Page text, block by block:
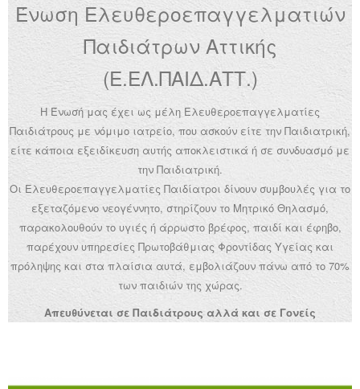
Ένωση Ελευθεροεπαγγελματιών
Παιδιάτρων Αττικής
(Ε.ΕΛ.ΠΑΙΔ.ΑΤΤ.)
Η Ένωσή μας έχει ως μέλη Ελευθεροεπαγγελματίες
Παιδιάτρους με νόμιμο ιατρείο, που ασκούν είτε την Παιδιατρική,
είτε κάποια εξειδίκευση αυτής αποκλειστικά ή σε συνδυασμό με
την Παιδιατρική.
Οι Ελευθεροεπαγγελματίες Παιδίατροι δίνουν συμβουλές για το
εξεταζόμενο νεογέννητο, στηρίζουν το Μητρικό Θηλασμό,
παρακολουθούν το υγιές ή άρρωστο βρέφος, παιδί και έφηβο,
παρέχουν υπηρεσίες Πρωτοβάθμιας Φροντίδας Υγείας και
πρόληψης και στα πλαίσια αυτά, εμβολιάζουν πάνω από το 70%
των παιδιών της χώρας.
Απευθύνεται σε Παιδιάτρους αλλά και σε Γονείς
Ανακοινώσεις
Εργαλεία για Παιδιάτρους
Χρήσιμα Links
Επεξεργασία Προφίλ